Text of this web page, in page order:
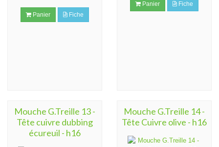
Panier Fiche
Panier Fiche
Mouche G.Treille 13 -
Tête cuivre dubbing
écureuil - h16
Mouche G.Treille 14 -
Tête Cuivre olive - h16